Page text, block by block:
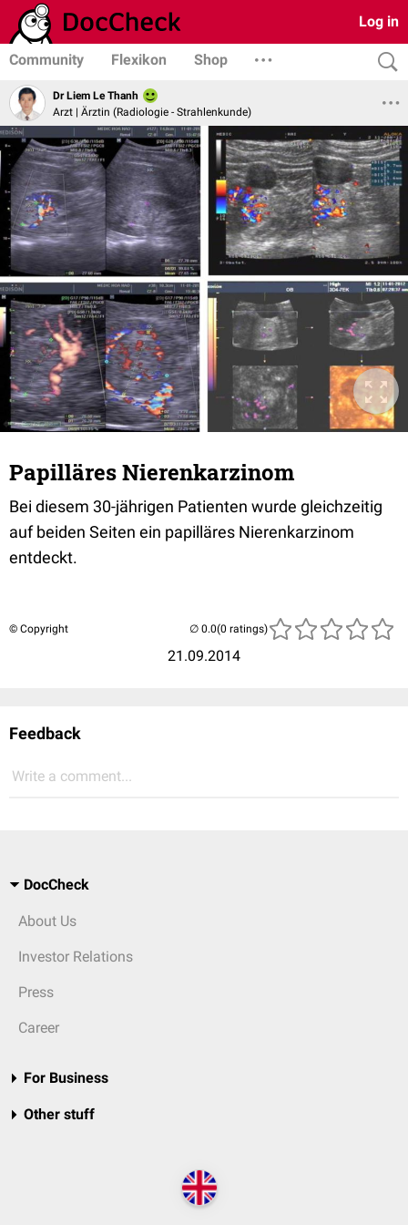
Log in
Community Flexikon Shop
Dr Liem Le Thanh
Arzt | Ärztin (Radiologie - Strahlenkunde)
Papilläres Nierenkarzinom
Bei diesem 30-jährigen Patienten wurde gleichzeitig
auf beiden Seiten ein papilläres Nierenkarzinom
entdeckt.
© Copyright
21.09.2014
(0 ratings)
Feedback
Write a comment...
DocCheck
About Us
Investor Relations
Press
Career
For Business
Other stuff